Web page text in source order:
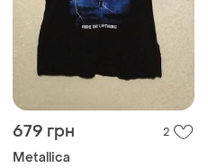
679 грн 2
Metallica